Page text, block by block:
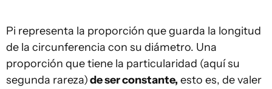
Pi representa la proporción que guarda la longitud
de la circunferencia con su diámetro. Una
proporción que tiene la particularidad (aquí su
segunda rareza)de ser constante, esto es, de valer